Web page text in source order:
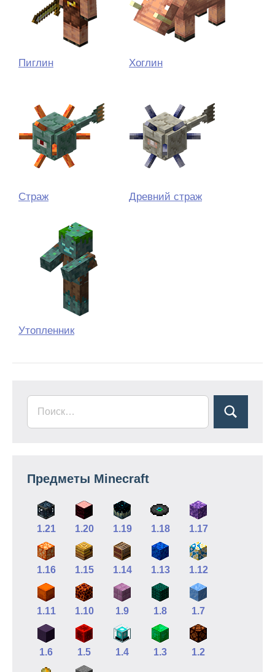
Пиглин Хоглин
Страж Древний страж
Утопленник
Предметы Minecraft
1.21 1.20 1.19 1.18 1.17
1.16 1.15 1.14 1.13 1.12
1.11 1.10 1.9 1.8 1.7
1.6 1.5 1.4 1.3 1.2